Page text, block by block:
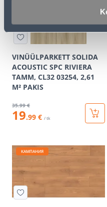
VINÜÜLPARKETT SOLIDA
ACOUSTIC SPC RIVIERA
TAMM, CL32 03254, 2,61
M² PAKIS
35.99 €
19.99 € / tk
КАМПАНИЯ